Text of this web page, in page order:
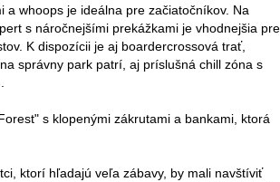
a whoops je ideálna pre začiatočníkov. Na
s náročnejšími prekážkami je vhodnejšia pre
K dispozícii je aj boardercrossová trať,
správny park patrí, aj príslušná chill zóna s
s klopenými zákrutami a bankami, ktorá
ktorí hľadajú veľa zábavy, by mali navštíviť